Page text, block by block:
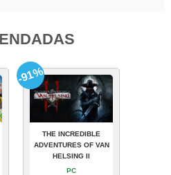
THE INCREDIBLE
ADVENTURES OF VAN
HELSING II
PC
-91%